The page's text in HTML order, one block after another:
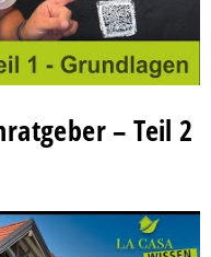
– Teil 2